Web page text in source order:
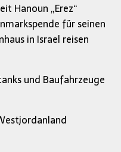
Hanoun „Erez“
für seinen
in Israel reisen
und Baufahrzeuge